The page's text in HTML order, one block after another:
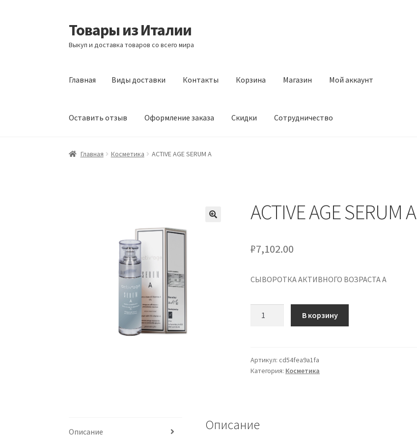
Перейти
к
навигации
Перейти
к
содержимому
Товары из Италии
Выкуп и доставка товаров со всего мира
Главная Виды доставки Контакты Корзина Магазин Мой аккаунт
Оставить отзыв Оформление заказа Скидки Сотрудничество
Главная Виды доставки КонтактыКорзина
Главная Косметика ACTIVE AGE SERUM A
ACTIVE AGE SERUM A
₽7,102.00
СЫВОРОТКА АКТИВНОГО ВОЗРАСТА А
SERUM
A
В корзину
Артикул:cd54fea9a1fa
Категория: Косметика
Описание Описание